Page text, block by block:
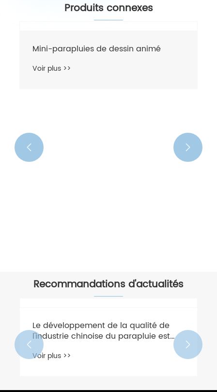
Produits connexes
 
Recommandations d'actualités